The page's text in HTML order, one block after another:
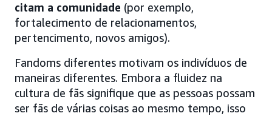
citam a comunidade (por exemplo,
fortalecimento de relacionamentos,
pertencimento, novos amigos).
Fandoms diferentes motivam os indivíduos de
maneiras diferentes. Embora a fluidez na
cultura de fãs signifique que as pessoas possam
ser fãs de várias coisas ao mesmo tempo, isso